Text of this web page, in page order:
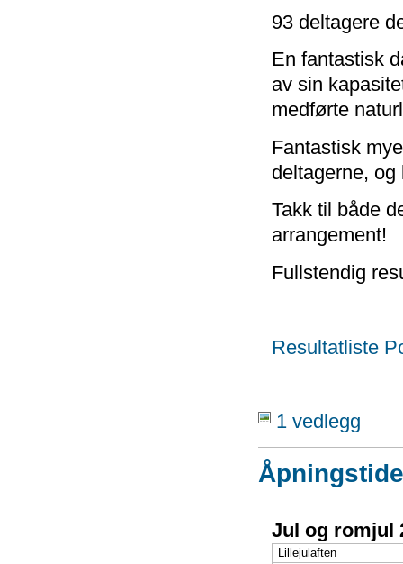
93 deltagere
En fantastisk
av sin
medførte
Fantastisk
deltagerne,
Takk til både
arrangement!
Fullstendig
Resultatliste
1 vedlegg
Jul og romjul
Lillejulaften